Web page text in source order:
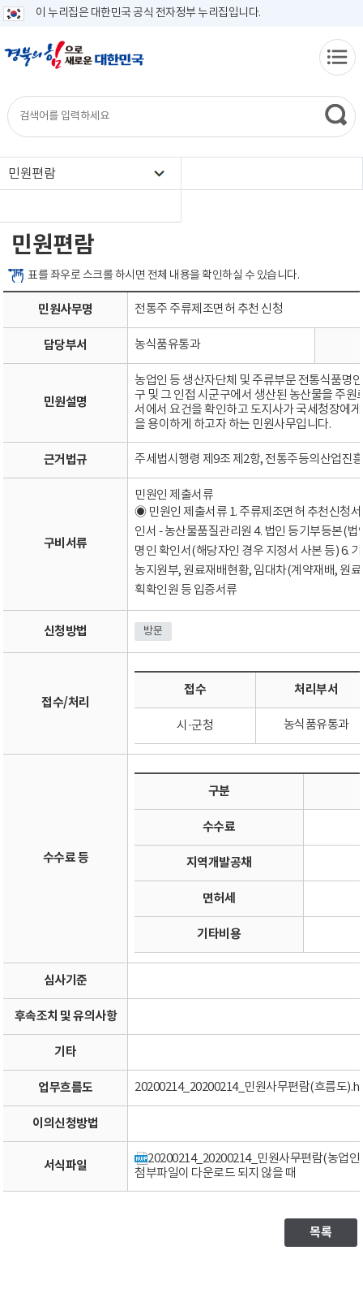
이 누리집은 대한민국 공식 전자정부 누리집입니다.
민원편람
민원편람
표를 좌우로 스크롤 하시면 전체 내용을 확인하실 수 있습니다.
민원사무명 전통주 주류제조면허 추천 신청
담당부서 농식품유통과
민원설명
농업인 등 생산자단체 및 주류부문 전통식품명
구 및 그 인접 시군구에서 생산된 농산물을 주
서에서 요건을 확인하고 도지사가 국세청장에
을 용이하게 하고자 하는 민원사무입니다.
근거법규 주세법시행령 제9조 제2항, 전통주등의산업진
구비서류
민원인 제출서류
◉ 민원인 제출서류 1. 주류제조면허 추천신청
인서 - 농산물품질관리원 4. 법인 등기부등본(
명인 확인서(해당자인 경우 지정서 사본 등) 6.
농지원부, 원료재배현황, 임대차(계약재배, 원
획확인원 등 입증서류
신청방법 방문
접수/처리
접수 처리부서
시·군청 농식품유통과
수수료 등
구분
수수료
지역개발공채
면허세
기타비용
심사기준
후속조치 및 유의사항
기타
업무흐름도 20200214_20200214_민원사무편람(흐름도
이의신청방법
서식파일
20200214_20200214_민원사무편람(농업
첨부파일이 다운로드 되지 않을 때
목록